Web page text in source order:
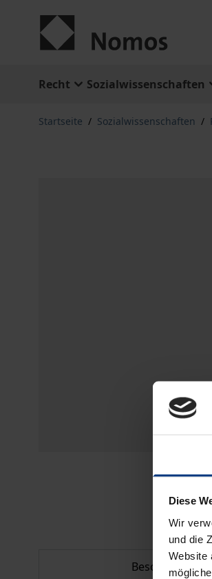
Diese
Wir
und die
Website
Recht Sozialwissenschaften
Startseite / Sozialwissenschaften /
Beschreibung